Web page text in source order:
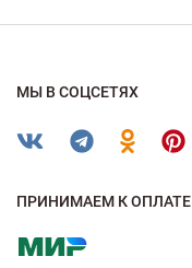
МЫ В СОЦСЕТЯХ
ПРИНИМАЕМ К ОПЛАТЕ